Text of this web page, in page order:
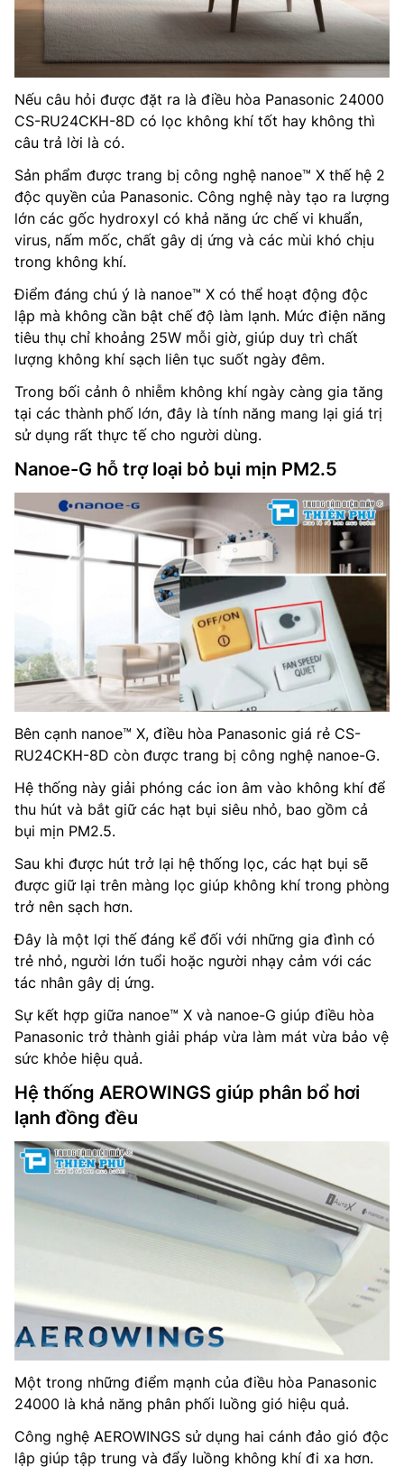
Nếu câu hỏi được đặt ra là điều hòa Panasonic 24000
CS-RU24CKH-8D có lọc không khí tốt hay không thì
câu trả lời là có.
Sản phẩm được trang bị công nghệ nanoe™ X thế hệ 2
độc quyền của Panasonic. Công nghệ này tạo ra lượng
lớn các gốc hydroxyl có khả năng ức chế vi khuẩn,
virus, nấm mốc, chất gây dị ứng và các mùi khó chịu
trong không khí.
Điểm đáng chú ý là nanoe™ X có thể hoạt động độc
lập mà không cần bật chế độ làm lạnh. Mức điện năng
tiêu thụ chỉ khoảng 25W mỗi giờ, giúp duy trì chất
lượng không khí sạch liên tục suốt ngày đêm.
Trong bối cảnh ô nhiễm không khí ngày càng gia tăng
tại các thành phố lớn, đây là tính năng mang lại giá trị
sử dụng rất thực tế cho người dùng.
Nanoe-G hỗ trợ loại bỏ bụi mịn PM2.5
Bên cạnh nanoe™ X, điều hòa Panasonic giá rẻ CS-
RU24CKH-8D còn được trang bị công nghệ nanoe-G.
Hệ thống này giải phóng các ion âm vào không khí để
thu hút và bắt giữ các hạt bụi siêu nhỏ, bao gồm cả
bụi mịn PM2.5.
Sau khi được hút trở lại hệ thống lọc, các hạt bụi sẽ
được giữ lại trên màng lọc giúp không khí trong phòng
trở nên sạch hơn.
Đây là một lợi thế đáng kể đối với những gia đình có
trẻ nhỏ, người lớn tuổi hoặc người nhạy cảm với các
tác nhân gây dị ứng.
Sự kết hợp giữa nanoe™ X và nanoe-G giúp điều hòa
Panasonic trở thành giải pháp vừa làm mát vừa bảo vệ
sức khỏe hiệu quả.
Hệ thống AEROWINGS giúp phân bổ hơi
lạnh đồng đều
Một trong những điểm mạnh của điều hòa Panasonic
24000 là khả năng phân phối luồng gió hiệu quả.
Công nghệ AEROWINGS sử dụng hai cánh đảo gió độc
lập giúp tập trung và đẩy luồng không khí đi xa hơn.